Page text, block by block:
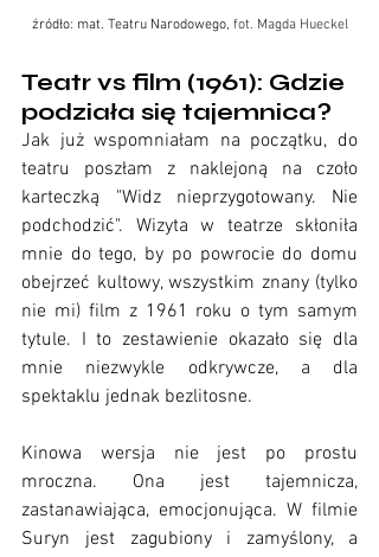
źródło: mat. Teatru Narodowego, fot. Magda Hueckel
Teatr vs film (1961): Gdzie
podziała się tajemnica?
Jak już wspomniałam na początku, do
teatru poszłam z naklejoną na czoło
karteczką "Widz nieprzygotowany. Nie
podchodzić". Wizyta w teatrze skłoniła
mnie do tego, by po powrocie do domu
obejrzeć kultowy, wszystkim znany (tylko
nie mi) film z 1961 roku o tym samym
tytule. I to zestawienie okazało się dla
mnie niezwykle odkrywcze, a dla
spektaklu jednak bezlitosne.
Kinowa wersja nie jest po prostu
mroczna. Ona jest tajemnicza,
zastanawiająca, emocjonująca. W filmie
Suryn jest zagubiony i zamyślony, a